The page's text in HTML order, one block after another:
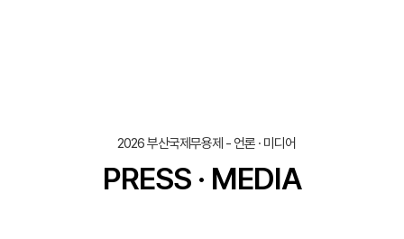
2026 부산국제무용제 - 언론 · 미디어
PRESS · MEDIA